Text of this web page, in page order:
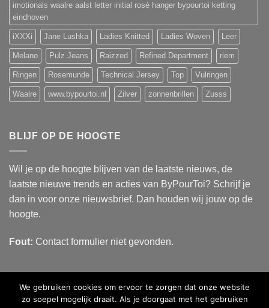
imotionals waalre aalst letter initial rosé hanger bypourtoi ketting
eindhoven
iXXXi Jane Lushka Ladies Knitted Ladies Woven Leer
Melano Pulz Jeans Raizzed Refined Department riem
Ringen Rosemunde Technical Jersey Top Vulringen
Waalre www.bypourtoi.nl Zilver zonnenbrillen Zusss
BLIJF OP DE HOOGTE
Wil je op de hoogte blijven van de laatste nieuws, de
laatste nieuwe trends en acties van ByPourToi? Schrijf je
dan in voor onze nieuwsbrief. Dan houden wij jouw op de
hoogte.
Fout: Contact formulier niet gevonden.
We gebruiken cookies om ervoor te zorgen dat onze website
zo soepel mogelijk draait. Als je doorgaat met het gebruiken